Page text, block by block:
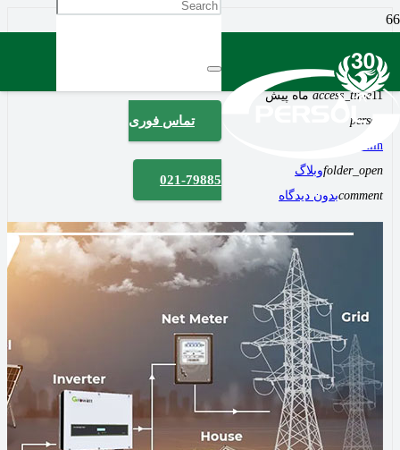
تماس فوری
021-79885
شبکه
access_time11 ماه پیش
person
admiin
folder_openوبلاگ
commentبدون دیدگاه